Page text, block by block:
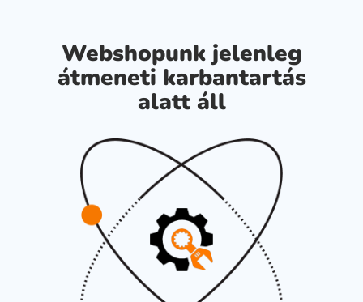
Webshopunk jelenleg
átmeneti karbantartás
alatt áll